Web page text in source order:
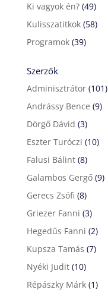
Ki vagyok én?(49)
Kulisszatitkok(58)
Programok(39)
Szerzők
Adminisztrátor(101)
Andrássy Bence (9)
Dörgő Dávid (3)
Eszter Turóczi (10)
Falusi Bálint(8)
Galambos Gergő(9)
Gerecs Zsófi (8)
Griezer Fanni (3)
Hegedűs Fanni (2)
Kupsza Tamás (7)
Nyéki Judit(10)
Répászky Márk(1)